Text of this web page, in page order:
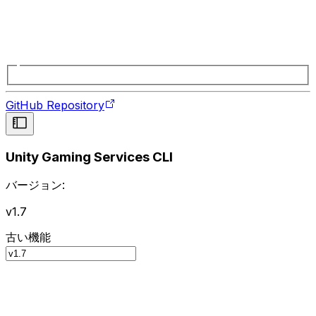
GitHub Repository
Unity Gaming Services CLI
バージョン:
v1.7
古い機能